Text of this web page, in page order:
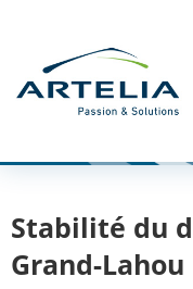
Aller à la recherche
Stabilité du
Grand-Lahou